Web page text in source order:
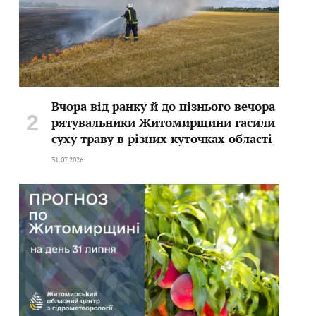
Вчора від ранку й до пізнього вечора
рятувальники Житомирщини гасили
суху траву в різних куточках області
31.07.2026